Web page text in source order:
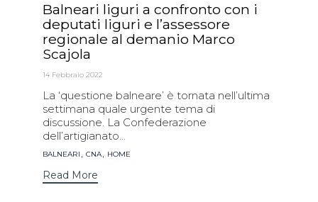
Balneari liguri a confronto con i
deputati liguri e l’assessore
regionale al demanio Marco
Scajola
14 Febbraio 2022
La ‘questione balneare’ è tornata nell’ultima
settimana quale urgente tema di
discussione. La Confederazione
dell’artigianato...
Tags
BALNEARI , CNA, HOME
Read More